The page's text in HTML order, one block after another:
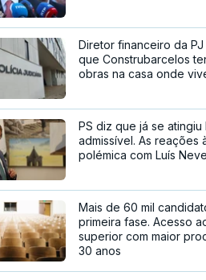
Diretor financeiro da
que Construbarcelos
obras na casa onde
PS diz que já se atingiu
admissível. As reações
polémica com Luís
Mais de 60 mil
primeira fase. Acesso
superior com maior
30 anos